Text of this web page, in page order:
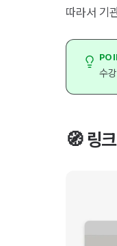
따라서 기
수
🧭 링